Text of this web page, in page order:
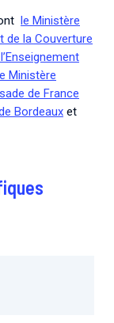
le Ministère
de la Couverture
Ministère
de France
Bordeaux et